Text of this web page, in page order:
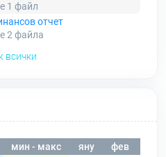
1 файл
отчет
2файла
всички
мин - макс яну фев